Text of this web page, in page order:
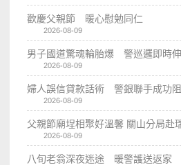
歡慶父親節 暖心慰勉同仁
2026-08-09
男子國道驚魂輪胎爆 警巡邏即時
2026-08-09
婦人誤信貸款話術 警銀聯手成功
2026-08-09
父親節廟埕相聚好溫馨 關山分局赴
2026-08-09
八旬老翁深夜迷途 暖警護送返家